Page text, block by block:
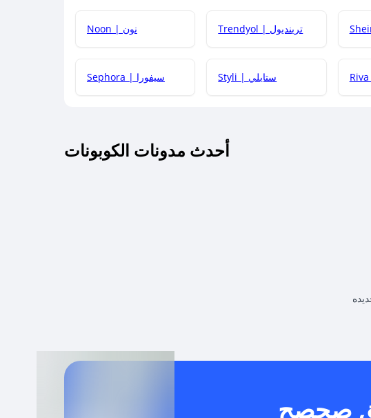
Noon | نون Trendyol | ترينديول
Sephora | سيفورا Styli | ستايلي
أحدث مدونات الكوبونات
صحصح